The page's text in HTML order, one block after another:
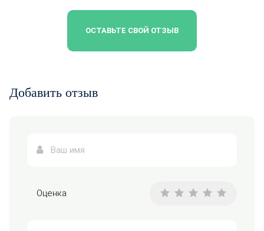
ОСТАВЬТЕ СВОЙ ОТЗЫВ
Добавить отзыв
Оценка